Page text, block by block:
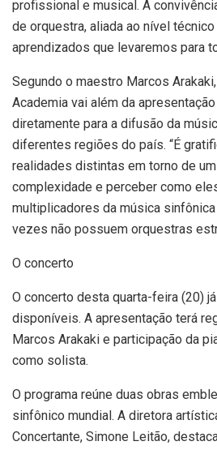
profissional e musical. A
de orquestra, aliada ao nível
aprendizados que levaremos para
Segundo o maestro Marcos
Academia vai além da
diretamente para a difusão da
diferentes regiões do país. “É
realidades distintas em torno de
complexidade e perceber como
multiplicadores da música
vezes não possuem orquestras
O concerto
O concerto desta quarta-feira (20)
disponíveis. A apresentação terá
Marcos Arakaki e participação da
como solista.
O programa reúne duas obras
sinfônico mundial. A diretora
Concertante, Simone Leitão,